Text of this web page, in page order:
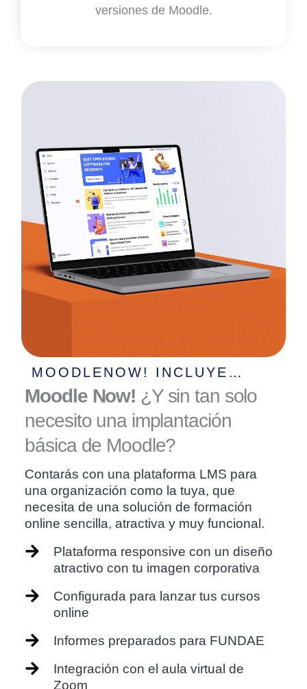
versiones de Moodle.
MOODLENOW! INCLUYE…
Moodle Now! ¿Y sin tan solo
necesito una implantación
básica de Moodle?
Contarás con una plataforma LMS para
una organización como la tuya, que
necesita de una solución de formación
online sencilla, atractiva y muy funcional.
Plataforma responsive con un diseño
atractivo con tu imagen corporativa
Configurada para lanzar tus cursos
online
Informes preparados para FUNDAE
Integración con el aula virtual de
Zoom